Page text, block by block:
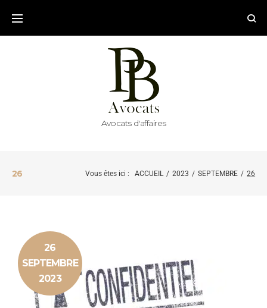
Avocats d'affaires
26 Vous êtes ici : ACCUEIL / 2023 / SEPTEMBRE / 26
26
SEPTEMBRE
2023